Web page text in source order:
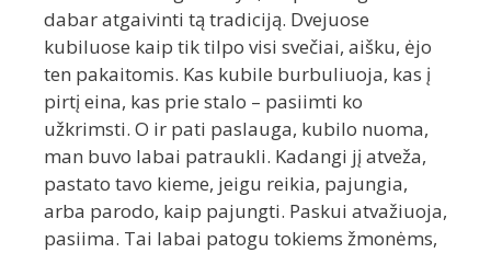
dabar atgaivinti tą tradiciją. Dvejuose
kubiluose kaip tik tilpo visi svečiai, aišku, ėjo
ten pakaitomis. Kas kubile burbuliuoja, kas į
pirtį eina, kas prie stalo – pasiimti ko
užkrimsti. O ir pati paslauga, kubilo nuoma,
man buvo labai patraukli. Kadangi jį atveža,
pastato tavo kieme, jeigu reikia, pajungia,
arba parodo, kaip pajungti. Paskui atvažiuoja,
pasiima. Tai labai patogu tokiems žmonėms,